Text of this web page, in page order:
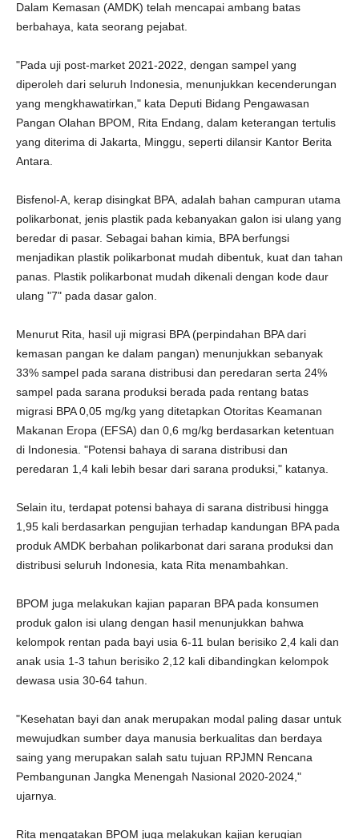
Dalam Kemasan (AMDK) telah mencapai ambang batas
berbahaya, kata seorang pejabat.
"Pada uji post-market 2021-2022, dengan sampel yang
diperoleh dari seluruh Indonesia, menunjukkan kecenderungan
yang mengkhawatirkan," kata Deputi Bidang Pengawasan
Pangan Olahan BPOM, Rita Endang, dalam keterangan tertulis
yang diterima di Jakarta, Minggu, seperti dilansir Kantor Berita
Antara.
Bisfenol-A, kerap disingkat BPA, adalah bahan campuran utama
polikarbonat, jenis plastik pada kebanyakan galon isi ulang yang
beredar di pasar. Sebagai bahan kimia, BPA berfungsi
menjadikan plastik polikarbonat mudah dibentuk, kuat dan tahan
panas. Plastik polikarbonat mudah dikenali dengan kode daur
ulang "7" pada dasar galon.
Menurut Rita, hasil uji migrasi BPA (perpindahan BPA dari
kemasan pangan ke dalam pangan) menunjukkan sebanyak
33% sampel pada sarana distribusi dan peredaran serta 24%
sampel pada sarana produksi berada pada rentang batas
migrasi BPA 0,05 mg/kg yang ditetapkan Otoritas Keamanan
Makanan Eropa (EFSA) dan 0,6 mg/kg berdasarkan ketentuan
di Indonesia. "Potensi bahaya di sarana distribusi dan
peredaran 1,4 kali lebih besar dari sarana produksi," katanya.
Selain itu, terdapat potensi bahaya di sarana distribusi hingga
1,95 kali berdasarkan pengujian terhadap kandungan BPA pada
produk AMDK berbahan polikarbonat dari sarana produksi dan
distribusi seluruh Indonesia, kata Rita menambahkan.
BPOM juga melakukan kajian paparan BPA pada konsumen
produk galon isi ulang dengan hasil menunjukkan bahwa
kelompok rentan pada bayi usia 6-11 bulan berisiko 2,4 kali dan
anak usia 1-3 tahun berisiko 2,12 kali dibandingkan kelompok
dewasa usia 30-64 tahun.
"Kesehatan bayi dan anak merupakan modal paling dasar untuk
mewujudkan sumber daya manusia berkualitas dan berdaya
saing yang merupakan salah satu tujuan RPJMN Rencana
Pembangunan Jangka Menengah Nasional 2020-2024,"
ujarnya.
Rita mengatakan BPOM juga melakukan kajian kerugian